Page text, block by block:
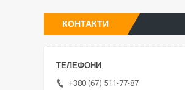
КОНТАКТИ
+380 (67) 511-77-87